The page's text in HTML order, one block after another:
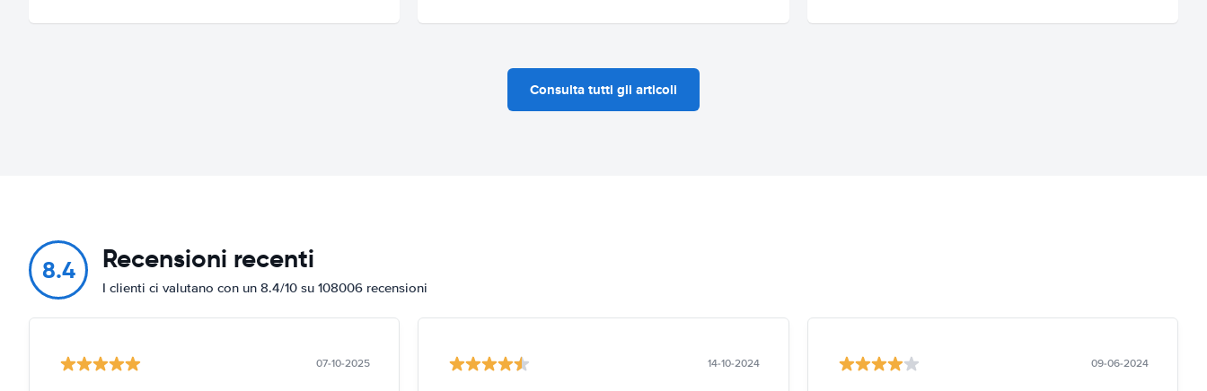
Consulta tutti gli articoli
8.4 Recensioni recenti
I clienti ci valutano con un 8.4/10 su 108006 recensioni
07-10-2025 14-10-2024 09-06-2024